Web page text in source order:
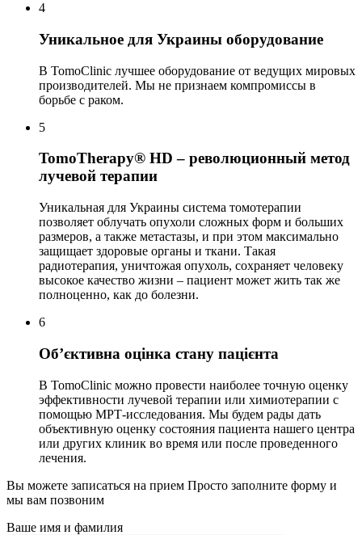
4
Уникальное для Украины оборудование
В TomoClinic лучшее оборудование от ведущих мировых
производителей. Мы не признаем компромиссы в
борьбе с раком.
5
TomoTherapy® HD – революционный метод
лучевой терапии
Уникальная для Украины система томотерапии
позволяет облучать опухоли сложных форм и больших
размеров, а также метастазы, и при этом максимально
защищает здоровые органы и ткани. Такая
радиотерапия, уничтожая опухоль, сохраняет человеку
высокое качество жизни – пациент может жить так же
полноценно, как до болезни.
6
Об’єктивна оцінка стану пацієнта
В TomoClinic можно провести наиболее точную оценку
эффективности лучевой терапии или химиотерапии с
помощью МРТ-исследования. Мы будем рады дать
объективную оценку состояния пациента нашего центра
или других клиник во время или после проведенного
лечения.
Вы можете записаться на прием Просто заполните форму и
мы вам позвоним
Ваше имя и фамилия